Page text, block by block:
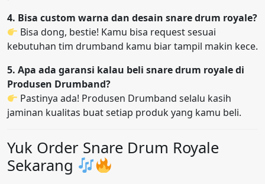
4. Bisa custom warna dan desain snare drum royale?
Bisa dong, bestie! Kamu bisa request sesuai
kebutuhan tim drumband kamu biar tampil makin kece.
5. Apa ada garansi kalau beli snare drum royale di
Produsen Drumband?
Pastinya ada! Produsen Drumband selalu kasih
jaminan kualitas buat setiap produk yang kamu beli.
Yuk Order Snare Drum Royale
Sekarang